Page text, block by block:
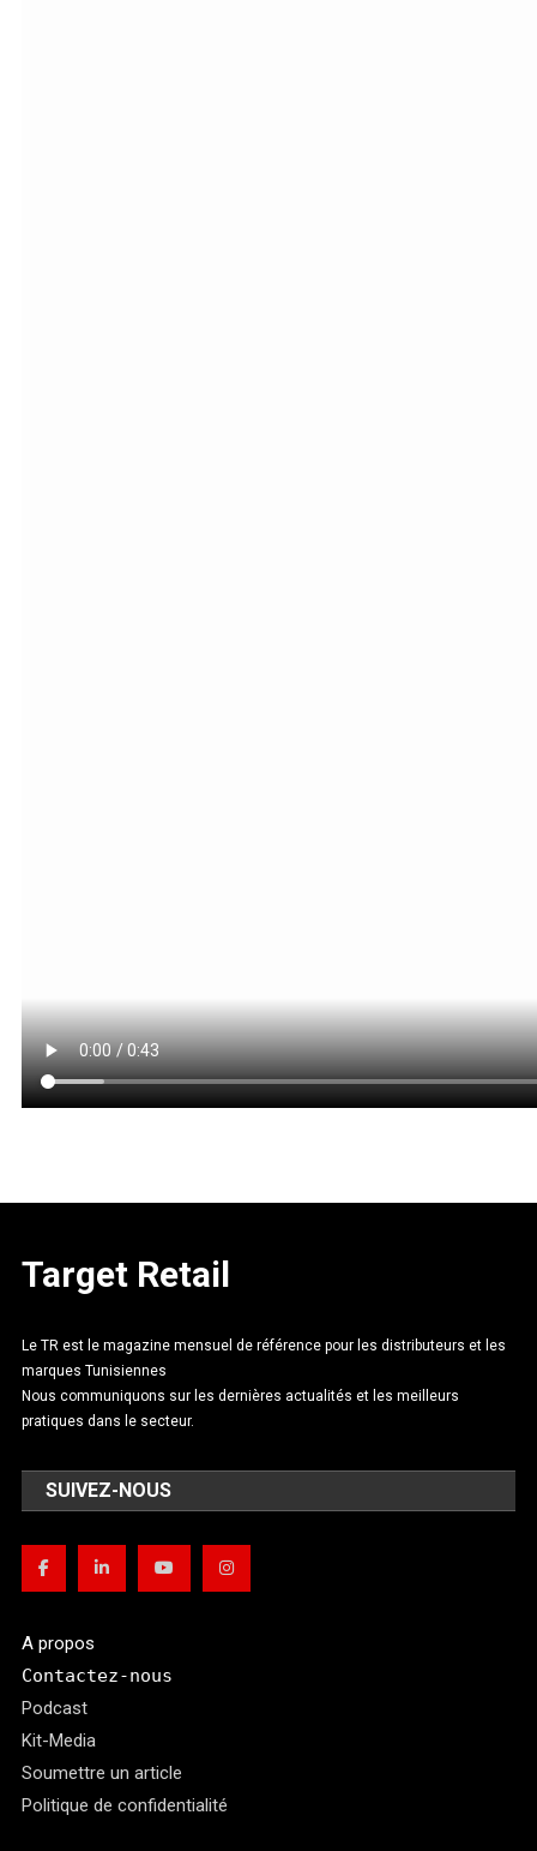
Target Retail
Le TR est le magazine mensuel de référence pour les distributeurs et les
marques Tunisiennes
Nous communiquons sur les dernières actualités et les meilleurs
pratiques dans le secteur.
SUIVEZ-NOUS
A propos
Contactez-nous
Podcast
Kit-Media
Soumettre un article
Politique de confidentialité